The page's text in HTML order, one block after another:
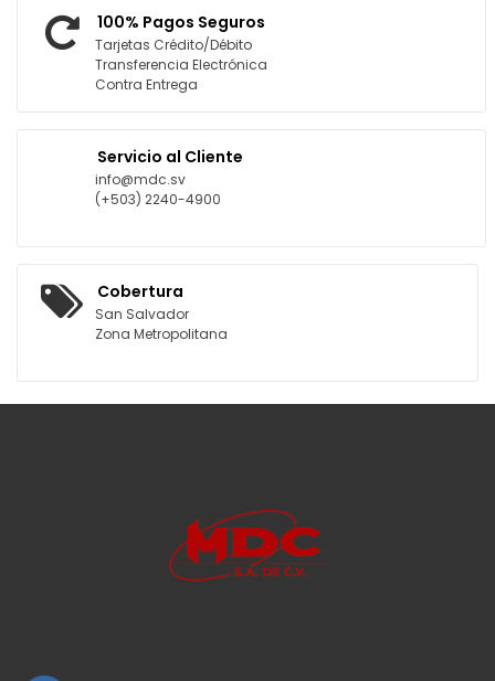
100% Pagos Seguros
Tarjetas Crédito/Débito
Transferencia Electrónica
Contra Entrega
Servicio al Cliente
info@mdc.sv
(+503) 2240-4900
Cobertura
San Salvador
Zona Metropolitana